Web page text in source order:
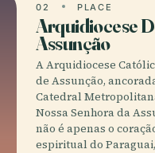
02 PLACE
Arquidiocese
Assunção
A Arquidiocese
de Assunção,
Catedral
Nossa Senhora da
não é apenas o
espiritual do